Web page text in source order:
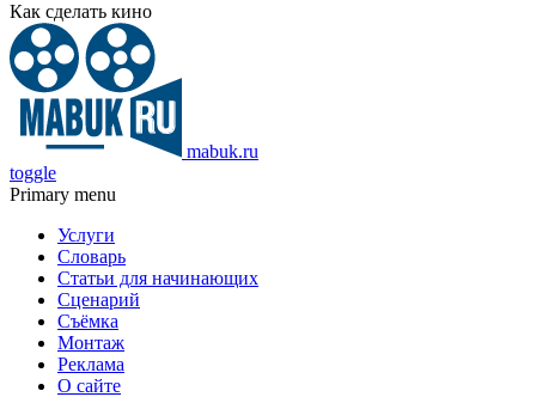
Как сделать кино
mabuk.ru
toggle
Primary menu
Услуги
Словарь
Статьи для начинающих
Сценарий
Съёмка
Монтаж
Реклама
О сайте